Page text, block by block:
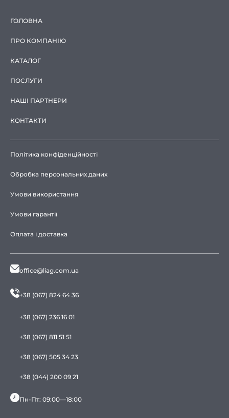
ГОЛОВНА
ПРО КОМПАНІЮ
КАТАЛОГ
ПОСЛУГИ
НАШІ ПАРТНЕРИ
КОНТАКТИ
Політика конфіденційності
Обробка персональних даних
Умови використання
Умови гарантії
Оплата і доставка
office@liag.com.ua
+38 (067) 824 64 36
+38 (067) 236 16 01
+38 (067) 811 51 51
+38 (067) 505 34 23
+38 (044) 200 09 21
Пн-Пт: 09:00—18:00